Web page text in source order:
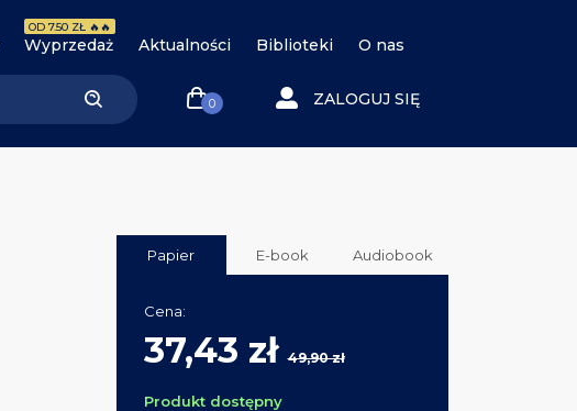
Wyprzedaż
OD 7.50 ZŁ 🔥🔥
Aktualności Biblioteki O nas
0 ZALOGUJ SIĘ
Papier E-book Audiobook
Cena:
37,43 zł49,90 zł
Produkt dostępny